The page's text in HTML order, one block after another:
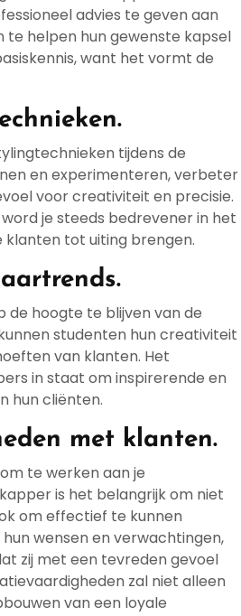
advies te geven aan
te helpen hun gewenste kapsel
want het vormt de
tijdens de
en experimenteren, verbeter
voor creativiteit en precisie.
je steeds bedrevener in het
klanten tot uiting brengen.
de hoogte te blijven van de
studenten hun creativiteit
van klanten. Het
in staat om inspirerende en
hun cliënten.
met klanten.
te werken aan je
is het belangrijk om niet
om effectief te kunnen
wensen en verwachtingen,
zij met een tevreden gevoel
zal niet alleen
van een loyale